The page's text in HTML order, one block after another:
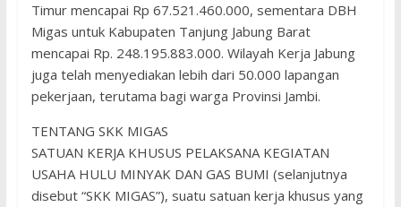
Timur mencapai Rp 67.521.460.000, sementara DBH
Migas untuk Kabupaten Tanjung Jabung Barat
mencapai Rp. 248.195.883.000. Wilayah Kerja Jabung
juga telah menyediakan lebih dari 50.000 lapangan
pekerjaan, terutama bagi warga Provinsi Jambi.
TENTANG SKK MIGAS
SATUAN KERJA KHUSUS PELAKSANA KEGIATAN
USAHA HULU MINYAK DAN GAS BUMI (selanjutnya
disebut “SKK MIGAS”), suatu satuan kerja khusus yang